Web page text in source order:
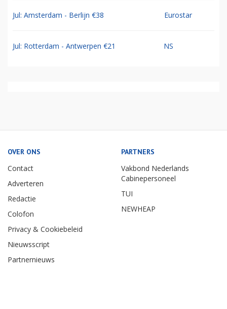
Jul: Amsterdam - Berlijn €38 Eurostar
Jul: Rotterdam - Antwerpen €21 NS
OVER ONS
Contact
Adverteren
Redactie
Colofon
Privacy & Cookiebeleid
Nieuwsscript
Partnernieuws
PARTNERS
Vakbond Nederlands
Cabinepersoneel
TUI
NEWHEAP